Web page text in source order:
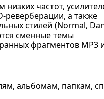
частот,
реверберации, а также
стилей (Normal,
сменные темы
фрагментов MP3
альбомам, папкам,